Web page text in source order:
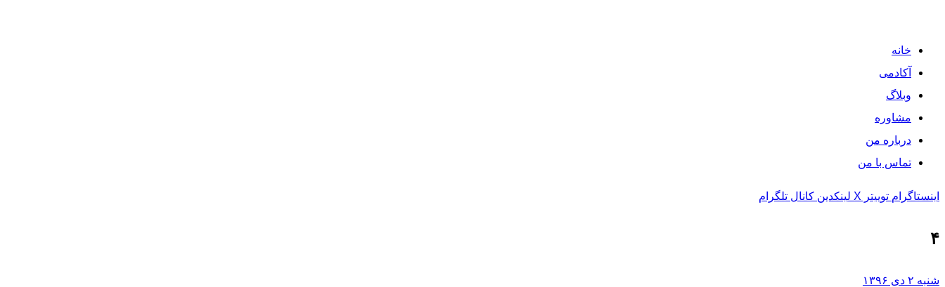
خانه
آکادمی
وبلاگ
مشاوره
درباره من
تماس با من
اینستاگرام توییتر X لینکدین کانال تلگرام
۴
شنبه ۲ دی ۱۳۹۶